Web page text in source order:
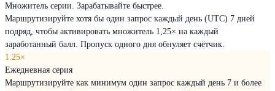
Множитель серии. Зарабатывайте быстрее.
Маршрутизируйте хотя бы один запрос каждый день (UTC) 7 дней
подряд, чтобы активировать множитель 1,25× на каждый
заработанный балл. Пропуск одного дня обнуляет счётчик.
1.25×
Ежедневная серия
Маршрутизируйте как минимум один запрос каждый день 7 и более